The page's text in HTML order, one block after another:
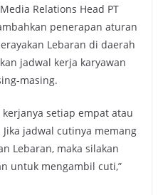
Relations Head PT
penerapan aturan
Lebaran di daerah
jadwal kerja karyawan
masing.
setiap empat atau
jadwal cutinya memang
Lebaran, maka silakan
untuk mengambil cuti,”